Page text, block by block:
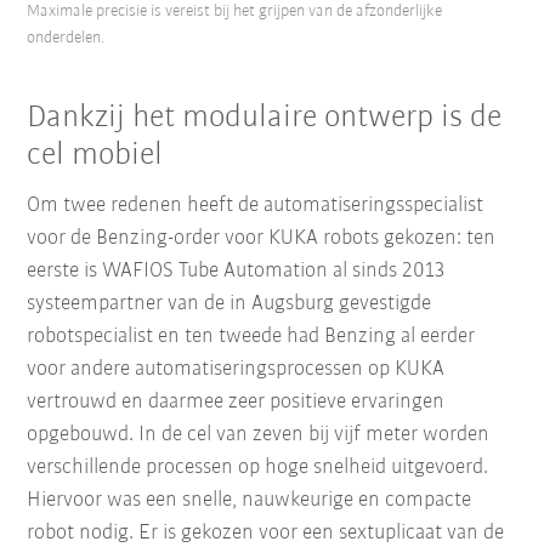
Maximale precisie is vereist bij het grijpen van de afzonderlijke
onderdelen.
Dankzij het modulaire ontwerp is de
cel mobiel
Om twee redenen heeft de automatiseringsspecialist
voor de Benzing-order voor KUKA robots gekozen: ten
eerste is WAFIOS Tube Automation al sinds 2013
systeempartner van de in Augsburg gevestigde
robotspecialist en ten tweede had Benzing al eerder
voor andere automatiseringsprocessen op KUKA
vertrouwd en daarmee zeer positieve ervaringen
opgebouwd. In de cel van zeven bij vijf meter worden
verschillende processen op hoge snelheid uitgevoerd.
Hiervoor was een snelle, nauwkeurige en compacte
robot nodig. Er is gekozen voor een sextuplicaat van de